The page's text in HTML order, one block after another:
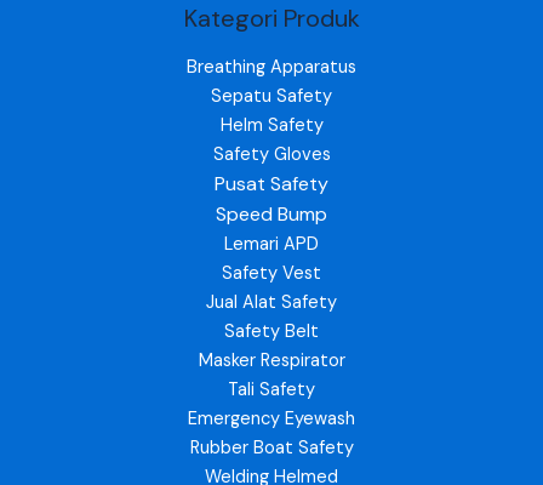
Kategori Produk
Breathing Apparatus
Sepatu Safety
Helm Safety
Safety Gloves
Pusat Safety
Speed Bump
Lemari APD
Safety Vest
Jual Alat Safety
Safety Belt
Masker Respirator
Tali Safety
Emergency Eyewash
Rubber Boat Safety
Welding Helmed